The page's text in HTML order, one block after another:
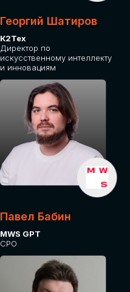
Георгий Шатиров
К2Тех
Директор по
искусственному интеллекту
и инновациям
Павел Бабин
MWS GPT
CPO